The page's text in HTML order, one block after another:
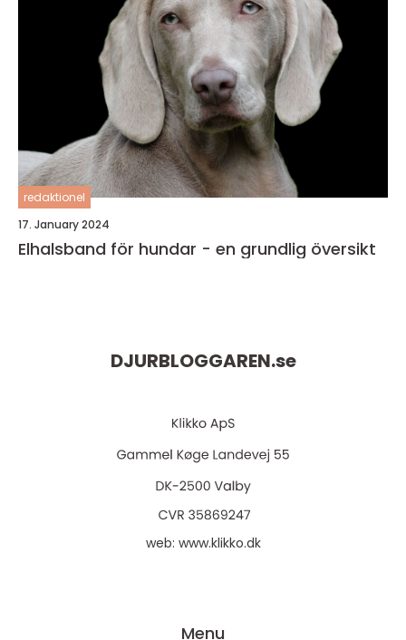
redaktionel
17. January 2024
Elhalsband för hundar - en grundlig översikt
DJURBLOGGAREN.se
web: www.klikko.dk
Menu